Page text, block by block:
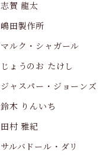
志賀 龍太
嶋田製作所
マルク・シャガール
じょうのお たけし
ジャスパー・ジョーンズ
鈴木 りんいち
田村 雅紀
サルバドール・ダリ